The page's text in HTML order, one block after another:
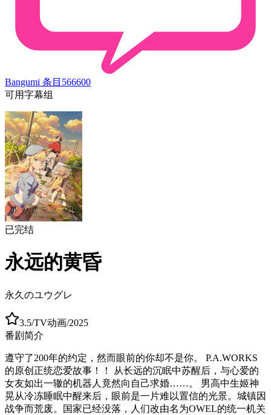
Bangumi 条目 566600
可用字幕组
已完结
永远的黄昏
永久のユウグレ
3.5/TV动画/2025
番剧简介
遵守了200年的约定，然而眼前的你却不是你。 P.A.WORKS
的原创正统恋爱故事！！ 从长远的沉眠中苏醒后，与心爱的
女友如出一辙的机器人竟然向自己求婚……。 男高中生姬神
晃从冷冻睡眠中醒来后，眼前是一片难以置信的光景。城镇因
战争而荒废。国家已经没落，人们改由名为OWEL的统一机关